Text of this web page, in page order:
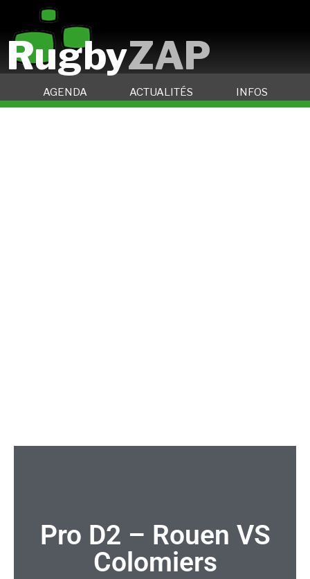
RugbyZAP
AGENDA ACTUALITÉS INFOS
Pro D2 – Rouen VS
Colomiers